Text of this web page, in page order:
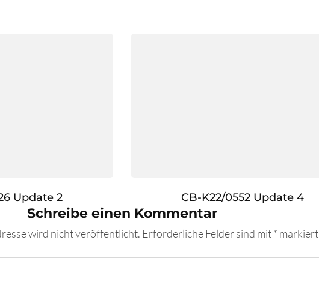
Update 2 CB-K22/0552 Update 4
Schreibe einen Kommentar
wird nicht veröffentlicht. Erforderliche Felder sind mit* markiert